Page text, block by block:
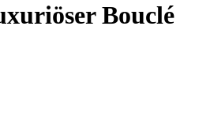
Bouclé